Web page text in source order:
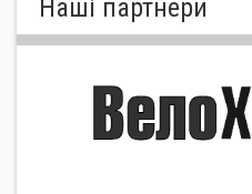
Нашi партнери